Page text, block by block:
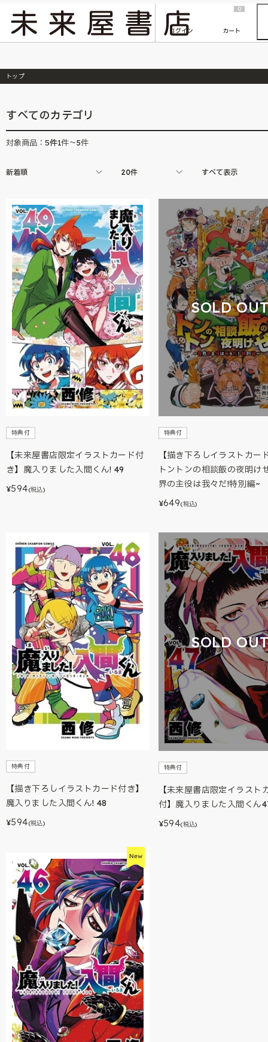
『ONE PIECE magazine 021 ONE PIECEカード付き同梱版』発売延期のご案内
ログイン
0
カート
トップ
すべてのカテゴリ
対象商品： 5件1件～5件
新着順 20件 すべて表示
特典付
【未来屋書店限定イラストカード付
き】魔入りました入間くん! 49
¥594(税込)
SOLD
特典付
【描き下ろしイラストカー
トントンの相談飯の夜明
界の主役は我々だ!特別編~
¥649(税込)
特典付
【描き下ろしイラストカード付き】
魔入りました入間くん! 48
¥594(税込)
SOLD
特典付
【未来屋書店限定イラスト
付】魔入りました入間くん
¥594(税込)